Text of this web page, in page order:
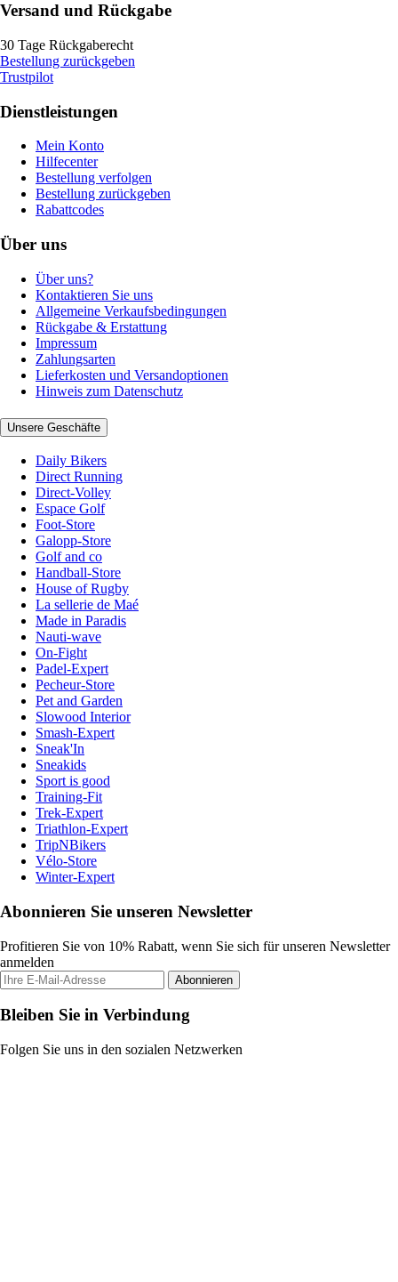
Versand und Rückgabe
30 Tage Rückgaberecht
Bestellung zurückgeben
Trustpilot
Dienstleistungen
Mein Konto
Hilfecenter
Bestellung verfolgen
Bestellung zurückgeben
Rabattcodes
Über uns
Über uns?
Kontaktieren Sie uns
Allgemeine Verkaufsbedingungen
Rückgabe & Erstattung
Impressum
Zahlungsarten
Lieferkosten und Versandoptionen
Hinweis zum Datenschutz
Unsere Geschäfte
Daily Bikers
Direct Running
Direct-Volley
Espace Golf
Foot-Store
Galopp-Store
Golf and co
Handball-Store
House of Rugby
La sellerie de Maé
Made in Paradis
Nauti-wave
On-Fight
Padel-Expert
Pecheur-Store
Pet and Garden
Slowood Interior
Smash-Expert
Sneak'In
Sneakids
Sport is good
Training-Fit
Trek-Expert
Triathlon-Expert
TripNBikers
Vélo-Store
Winter-Expert
Abonnieren Sie unseren Newsletter
Profitieren Sie von 10% Rabatt, wenn Sie sich für unseren Newsletter
anmelden
Abonnieren
Bleiben Sie in Verbindung
Folgen Sie uns in den sozialen Netzwerken